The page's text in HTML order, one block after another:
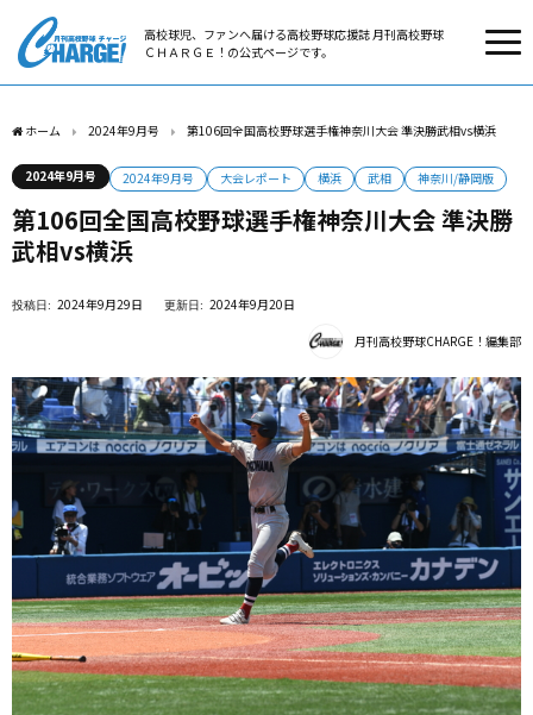
高校球児、ファンへ届ける高校野球応援誌 月刊高校野球
ＣＨＡＲＧＥ！の公式ページです。
ホーム 2024年9月号 第106回全国高校野球選手権神奈川大会 準決勝武相vs横浜
2024年9月号 2024年9月号 大会レポート 横浜 武相 神奈川/静岡版
第106回全国高校野球選手権神奈川大会 準決勝
武相vs横浜
2024年9月29日 2024年9月20日
月刊高校野球CHARGE！編集部